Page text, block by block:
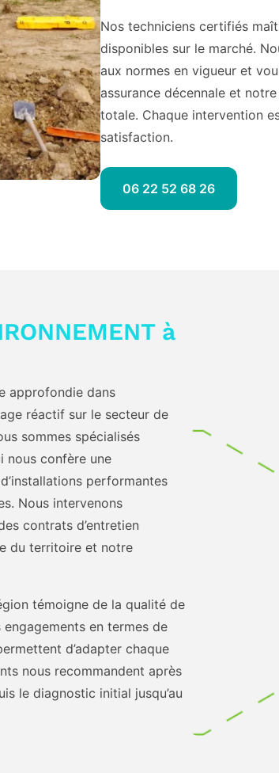
Nos techniciens certifiés
disponibles sur le marché.
aux normes en vigueur et
assurance décennale et
totale. Chaque intervention
satisfaction.
06 22 52 68 26
à
approfondie dans
réactif sur le secteur de
sommes spécialisés
nous confère une
performantes
Nous intervenons
contrats d’entretien
du territoire et notre
témoigne de la qualité de
en termes de
d’adapter chaque
nous recommandent après
le diagnostic initial jusqu’au